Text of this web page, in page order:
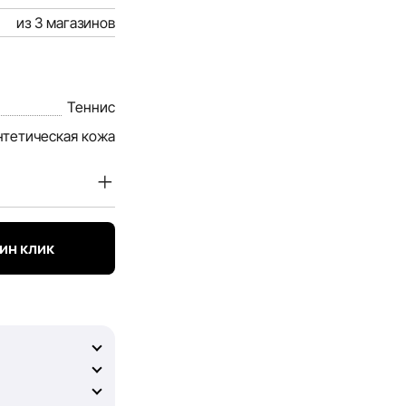
из 3 магазинов
Теннис
кожа
услугах,
и актуальной.
возможных
и
клик